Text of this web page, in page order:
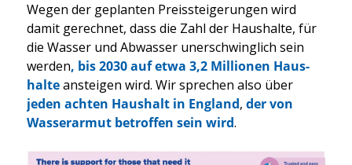
Wegen der geplan­ten Preis­stei­ge­run­gen wird
damit gerech­net, dass die Zahl der Haus­hal­te, für
die Was­ser und Abwas­ser uner­schwing­lich sein
wer­den, bis 2030 auf etwa 3,2 Mil­lio­nen Haus­
hal­teanstei­gen wird. Wir spre­chen also über
jeden ach­ten Haus­halt in Eng­land, der von
Was­ser­ar­mut betrof­fen sein wird.